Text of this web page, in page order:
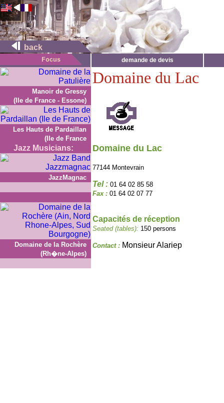
back
demande de devis
Manoir de Gressy
(Ile de France - Essone)
Les Hauts de Pardaillan
(Ile de France
Jazz Musicians:
JazzMagnac
Domaine de la Rochère
(Rh�ne-Alpes)
Domaine du Lac
Domaine du Lac
77144 Montevrain
Tel : 01 64 02 85 58
Fax : 01 64 02 07 77
Capacités de réception
Seated (tables): 150 persons
Contact : Monsieur Alariep